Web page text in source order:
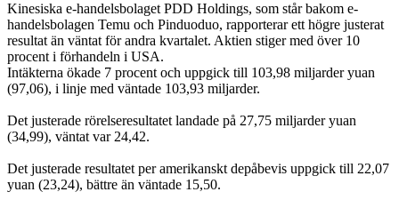
Kinesiska e-handelsbolaget PDD Holdings, som står bakom e-
handelsbolagen Temu och Pinduoduo, rapporterar ett högre justerat
resultat än väntat för andra kvartalet. Aktien stiger med över 10
procent i förhandeln i USA.
Intäkterna ökade 7 procent och uppgick till 103,98 miljarder yuan
(97,06), i linje med väntade 103,93 miljarder.
Det justerade rörelseresultatet landade på 27,75 miljarder yuan
(34,99), väntat var 24,42.
Det justerade resultatet per amerikanskt depåbevis uppgick till 22,07
yuan (23,24), bättre än väntade 15,50.